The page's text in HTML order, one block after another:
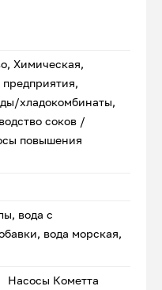
Химическая,
хладокомбинаты,
соков /
повышения
вода с
вода морская,
Насосы Кометта